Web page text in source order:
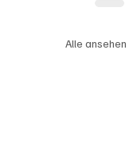
Alle ansehen